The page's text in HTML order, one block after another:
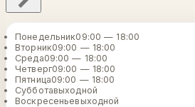
Понедельник09:00 — 18:00
Вторник09:00 — 18:00
Среда09:00 — 18:00
Четверг09:00 — 18:00
Пятница09:00 — 18:00
Субботавыходной
Воскресеньевыходной